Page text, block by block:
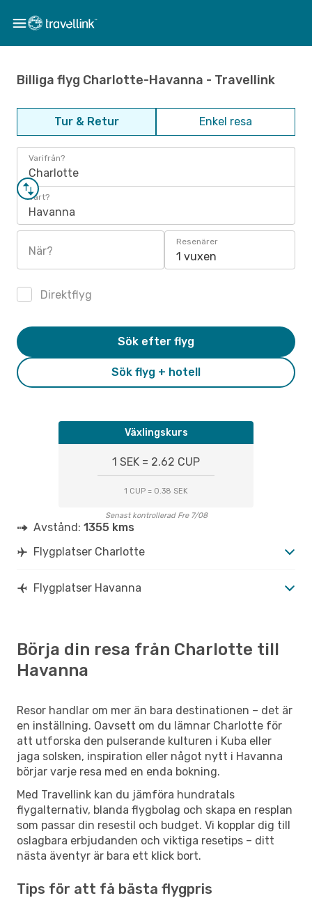
Billiga flyg Charlotte-Havanna - Travellink
Tur & Retur Enkel resa
Varifrån?
Charlotte
Vart?
Havanna
När?
Resenärer
1 vuxen
Direktflyg
Sök flyg + hotell
Sök efter flyg
Växlingskurs
1 SEK = 2.62 CUP
1 CUP = 0.38 SEK
Senast kontrollerad Fre 7/08
Avstånd: 1355 kms
Flygplatser Charlotte
Flygplatser Havanna
Börja din resa från Charlotte till
Havanna
Resor handlar om mer än bara destinationen – det är
en inställning. Oavsett om du lämnar Charlotte för
att utforska den pulserande kulturen i Kuba eller
jaga solsken, inspiration eller något nytt i Havanna
börjar varje resa med en enda bokning.
Med Travellink kan du jämföra hundratals
flygalternativ, blanda flygbolag och skapa en resplan
som passar din resestil och budget. Vi kopplar dig till
oslagbara erbjudanden och viktiga resetips – ditt
nästa äventyr är bara ett klick bort.
Tips för att få bästa flygpris